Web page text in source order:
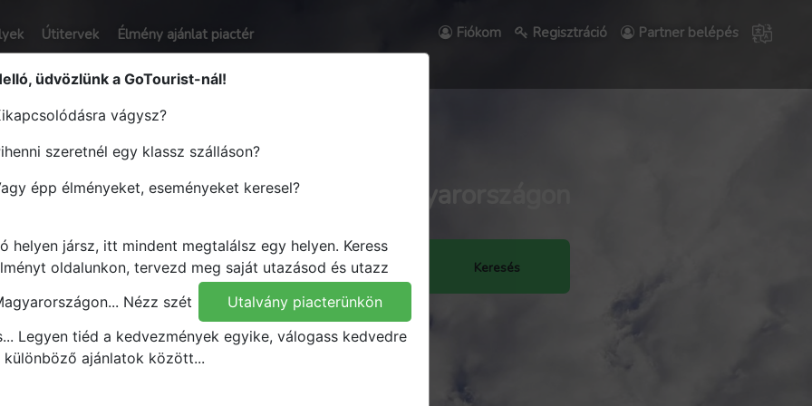
üdvözlünk a GoTourist-nál!
vágysz?
szeretnél egy klassz szálláson?
épp élményeket, eseményeket keresel?
helyen jársz, itt mindent megtalálsz egy helyen. Keress
oldalunkon, tervezd meg saját utazásod és utazz
Nézz szét
Utalvány piacterünkön
Legyen tiéd a kedvezmények egyike, válogass kedvedre
különböző ajánlatok között...
Útitervek
Élmény ajánlat piactér
Partner belépés
Regisztráció
Fiókom
- Tervezz útvonalat - Utazz Magyarországon
Mikor Mit
Bármit Keresés